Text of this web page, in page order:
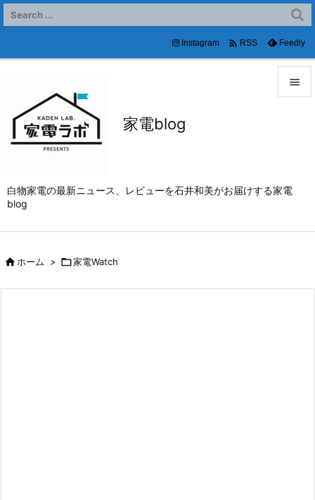
家電blog
白物家電の最新ニュース、レビューを石井和美がお届けする家電
blog


前へ
次へ
Instagram  RSS Feedly
ホーム > 家電Watch